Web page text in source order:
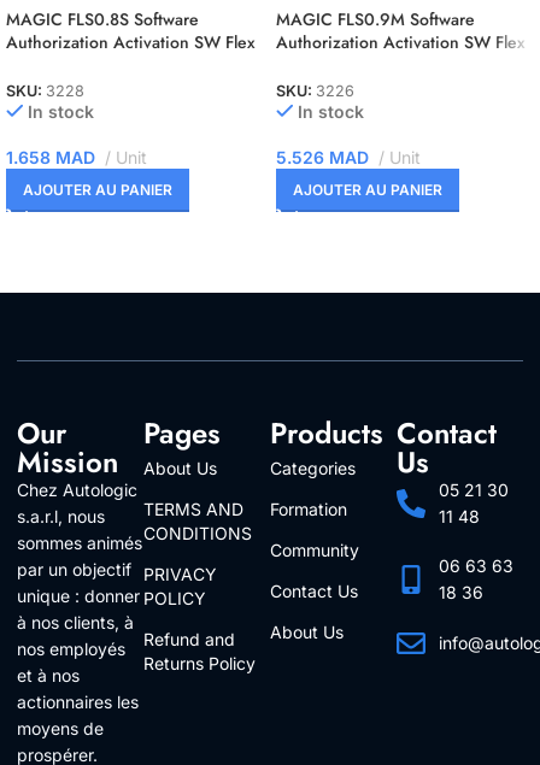
MAGIC FLS0.8S Software
Authorization Activation SW Flex
SKU: 3228
In stock
1.658 MAD Unit
AJOUTER AU PANIER
MAGIC FLS0.9M Software
Authorization Activation SW Flex
SKU: 3226
In stock
5.526 MAD Unit
AJOUTER AU PANIER
Our
Mission
Chez Autologic
s.a.r.l, nous
sommes animés
par un objectif
unique : donner
à nos clients, à
nos employés
et à nos
actionnaires les
moyens de
prospérer.
Pages
About Us
TERMS AND
CONDITIONS
PRIVACY
POLICY
Refund and
Returns Policy
Products
Categories
Formation
Community
Contact Us
About Us
Contact
Us
05 21 30
11 48
06 63 63
18 36